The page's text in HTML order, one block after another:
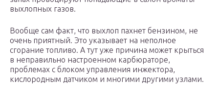
выхлопных газов.
Вообще сам факт, что выхлоп пахнет бензином, не
очень приятный. Это указывает на неполное
сгорание топливо. А тут уже причина может крыться
в неправильно настроенном карбюраторе,
проблемах с блоком управления инжектора,
кислородным датчиком и многими другими узлами.